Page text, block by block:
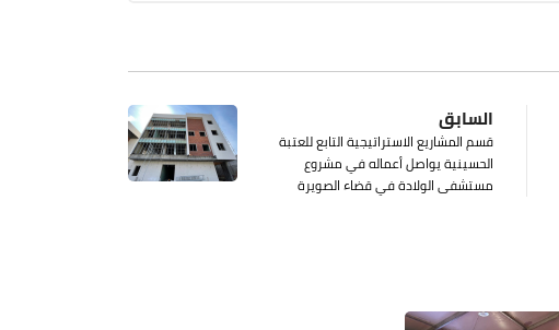
السابق
قسم المشاريع الاستراتيجية التابع للعتبة
الحسينية يواصل أعماله في مشروع
مستشفى الولادة في قضاء الصويرة